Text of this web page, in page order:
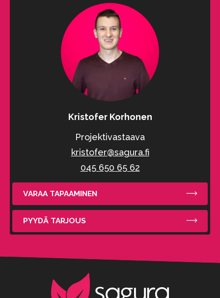
Kristofer Korhonen
Projektivastaava
kristofer@sagura.fi
045 650 65 62
VARAA TAPAAMINEN
PYYDÄ TARJOUS